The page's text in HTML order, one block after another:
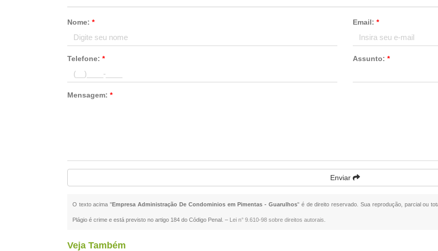
Nome: * Email: *
Telefone: * Assunto: *
Mensagem: *
Enviar
O texto acima "Empresa Administração De Condominios em Pimentas - Guarulhos" é de direito reservado. Sua reprodução, parcial ou
Plágio é crime e está previsto no artigo 184 do Código Penal. – Lei n° 9.610-98 sobre direitos autorais
Veja Também